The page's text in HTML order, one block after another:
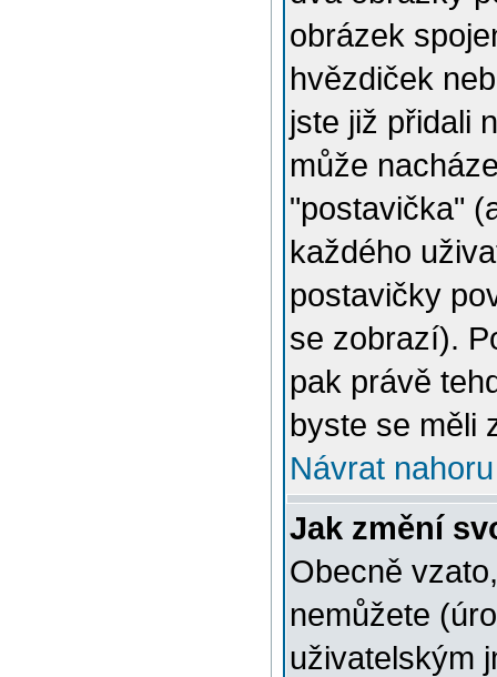
obrázek
hvězdiček
jste již přidali
může
"postavička"
každého
postavičky
se zobrazí).
pak právě
byste se měli
Návrat nahoru
Jak změní
Obecně
nemůžete
uživatelským